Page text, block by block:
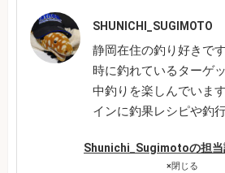
SHUNICHI_SUGIMOTO
静岡在住の釣り好きで
時に釣れているターゲ
中釣りを楽しんでいま
インに釣果レシピや釣
Shunichi_Sugimotoの担当
×閉じる